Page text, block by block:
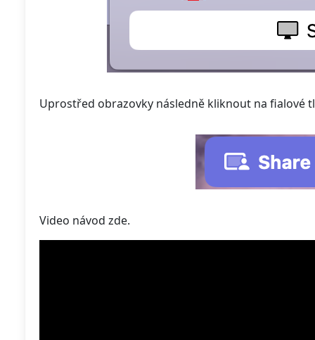
Uprostřed obrazovky následně kliknout na fialové
Video návod zde.